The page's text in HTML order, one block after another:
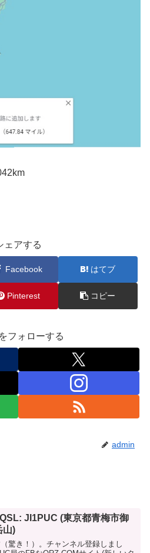
ェアする
Facebook はてブ
Pinterest コピー
フォローする
admin
JI1PUC (東京都青梅市御
山)
驚き！）。チャンネル登録しまし